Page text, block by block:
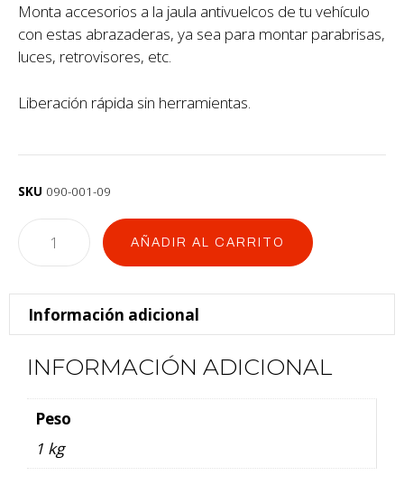
Monta accesorios a la jaula antivuelcos de tu vehículo
con estas abrazaderas, ya sea para montar parabrisas,
luces, retrovisores, etc.
Liberación rápida sin herramientas.
SKU 090-001-09
AÑADIR AL CARRITO
Información adicional
INFORMACIÓN ADICIONAL
Peso
1 kg